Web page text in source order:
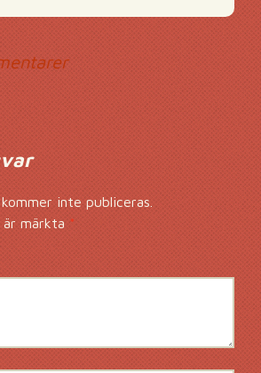
inte publiceras.
är märkta*